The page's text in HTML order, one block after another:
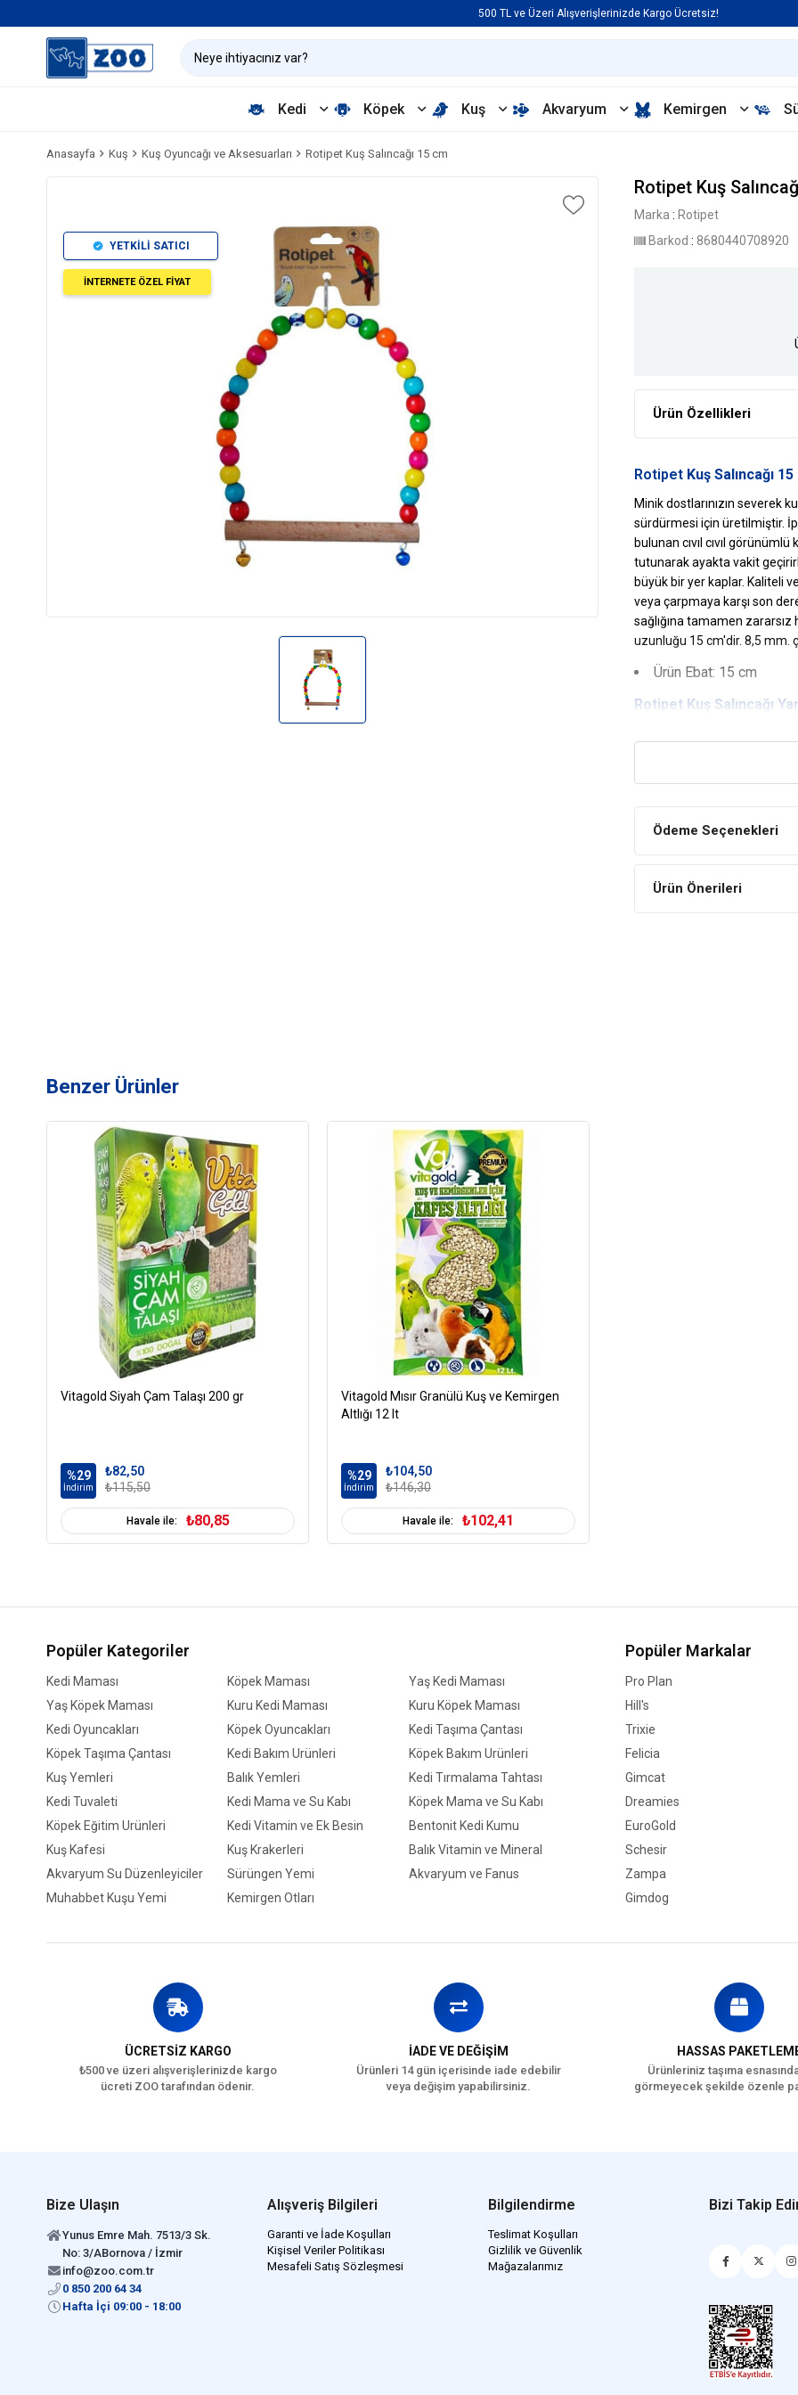
500 TL ve Üzeri Alışverişlerinizde Kargo Ücretsiz!
Kedi Köpek Kuş Akvaryum Kemirgen
Anasayfa Kuş Kuş Oyuncağı ve Aksesuarları Rotipet Kuş Salıncağı 15 cm
YETKİLİ SATICI
İNTERNETE ÖZEL FİYAT
Rotipet Kuş
Marka : Rotipet
Barkod : 8680440708920
Ürün Özellikleri
Rotipet Kuş Salıncağı
Minik dostlarınızın severek
sürdürmesi için üretilmiştir.
bulunan cıvıl cıvıl
tutunarak ayakta vakit
büyük bir yer kaplar. Kaliteli
veya çarpmaya karşı son
sağlığına tamamen
uzunluğu 15 cm'dir. 8,5 mm.
Ürün Ebat: 15 cm
Rotipet Kuş Salıncağı
Rengarenk ve cıvıl cıvıl
kuşunuzun hem de sizin
Tutunma becerileri de
Ahşap yapısı sayesinde kuş
Ödeme Seçenekleri
Ürün Önerileri
Benzer Ürünler
Vitagold Siyah Çam Talaşı 200 gr
%29
İndirim
₺82,50
₺115,50
Havale ile: ₺80,85
Vitagold Mısır Granülü Kuş ve Kemirgen
Altlığı 12 lt
%29
İndirim
₺104,50
₺146,30
Havale ile: ₺102,41
Popüler Kategoriler
Kedi Maması Köpek Maması
Yaş Kedi Maması
Yaş Köpek Maması
Kuru Kedi Maması
Kuru Köpek Maması
Kedi Oyuncakları
Köpek Oyuncakları
Kedi Taşıma Çantası
Köpek Taşıma Çantası
Kedi Bakım Ürünleri
Köpek Bakım Ürünleri
Kuş Yemleri
Balık Yemleri
Kedi Tırmalama Tahtası
Kedi Tuvaleti
Kedi Mama ve Su Kabı
Köpek Mama ve Su Kabı
Köpek Eğitim Ürünleri
Kedi Vitamin ve Ek Besin
Bentonit Kedi Kumu
Kuş Kafesi
Kuş Krakerleri
Balık Vitamin ve Mineral
Akvaryum Su Düzenleyiciler
Sürüngen Yemi
Akvaryum ve Fanus
Muhabbet Kuşu Yemi
Kemirgen Otları
Popüler Markalar
Pro Plan
Hill's
Trixie
Felicia
Gimcat
Dreamies
EuroGold
Schesir
Zampa
Gimdog
ÜCRETSİZ KARGO
₺500 ve üzeri alışverişlerinizde kargo
ücreti ZOO tarafından ödenir.
İADE VE DEĞİŞİM
Ürünleri 14 gün içerisinde iade edebilir
veya değişim yapabilirsiniz.
HASSAS
Ürünleriniz taşıma
görmeyecek şekilde özenle
Bize Ulaşın
Yunus Emre Mah. 7513/3 Sk.
No: 3/ABornova / İzmir
info@zoo.com.tr
0 850 200 64 34
Hafta İçi 09:00 - 18:00
Alışveriş Bilgileri
Garanti ve İade Koşulları
Kişisel Veriler Politikası
Mesafeli Satış Sözleşmesi
Bilgilendirme
Teslimat Koşulları
Gizlilik ve Güvenlik
Mağazalarımız
Bizi Takip